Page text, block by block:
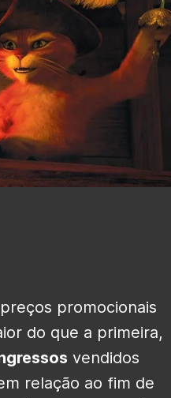
promocionais
do que a primeira,
vendidos
relação ao fim de